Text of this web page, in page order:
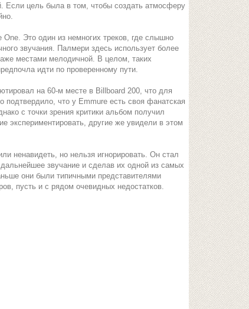
Если цель была в том, чтобы создать атмосферу
Это один из немногих треков, где слышно
звучания. Палмери здесь использует более
местами мелодичной. В целом, таких
идти по проверенному пути.
на 60-м месте в Billboard 200, что для
подтвердило, что у Emmure есть своя фанатская
с точки зрения критики альбом получил
экспериментировать, другие же увидели в этом
ненавидеть, но нельзя игнорировать. Он стал
звучание и сделав их одной из самых
они были типичными представителями
пусть и с рядом очевидных недостатков.